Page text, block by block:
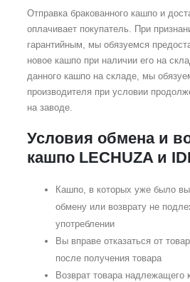
Отправка бракованного кашпо и
оплачивает покупатель. При
гарантийным, мы обязуемся
новое кашпо при наличии его на
данного кашпо на складе, мы
производителя при условии
на заводе.
Условия обмена и
кашпо LECHUZA и
Кашпо, в которых уже было
обмену или возврату не
употреблении
Вы вправе отказаться от
после получения товара
Возврат товара надлежащего